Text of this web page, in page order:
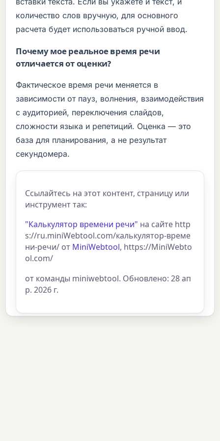
количество слов вручную, для основного
расчета будет использоваться ручной ввод.
Почему мое реальное время речи
отличается от оценки?
Фактическое время речи меняется в
зависимости от пауз, волнения, взаимодействия
с аудиторией, переключения слайдов,
сложности языка и репетиций. Оценка — это
база для планирования, а не результат
секундомера.
Ссылайтесь на этот контент, страницу или
инструмент так:
"Калькулятор времени речи" на сайте http
s://ru.miniWebtool.com/калькулятор-време
ни-речи/ от MiniWebtool, https://MiniWebto
ol.com/
от команды miniwebtool. Обновлено: 28 ап
р. 2026 г.